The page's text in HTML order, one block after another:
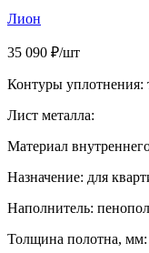
Лион
35 090 ₽/шт
Контуры уплотнения:
Лист металла:
Материал
Назначение: для
Наполнитель:
Толщина полотна, мм: